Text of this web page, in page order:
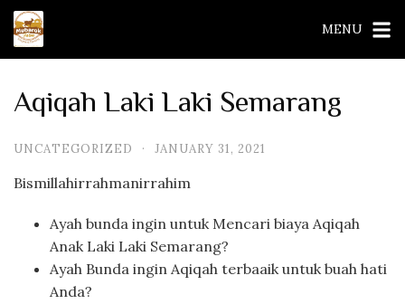
Skip
to
content
MENU
Aqiqah Laki Laki Semarang
UNCATEGORIZED · JANUARY 31, 2021
Bismillahirrahmanirrahim
Ayah bunda ingin untuk Mencari biaya Aqiqah
Anak Laki Laki Semarang?
Ayah Bunda ingin Aqiqah terbaaik untuk buah hati
Anda?